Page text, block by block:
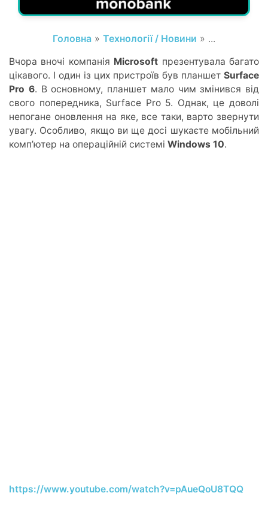
Головна » Технології / Новини » ...
Вчора вночі компанія Microsoft презентувала багато
цікавого. І один із цих пристроїв був планшет Surface
Pro 6. В основному, планшет мало чим змінився від
свого попередника, Surface Pro 5. Однак, це доволі
непогане оновлення на яке, все таки, варто звернути
увагу. Особливо, якщо ви ще досі шукаєте мобільний
комп’ютер на операційній системі Windows 10.
https://www.youtube.com/watch?v=pAueQoU8TQQ